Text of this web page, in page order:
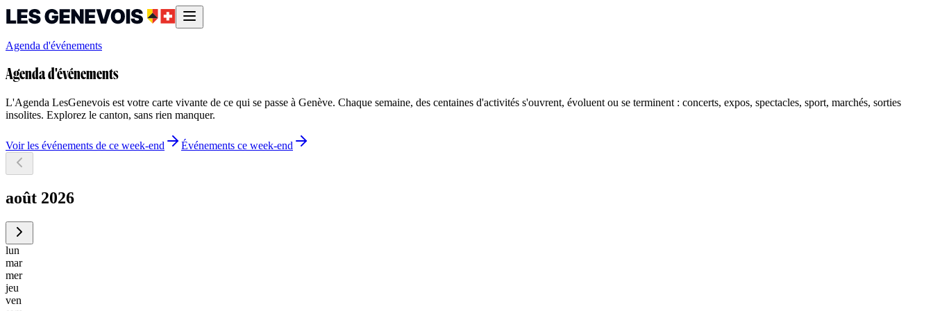
Agenda d'événements
Agenda d'événements
L'Agenda LesGenevois est votre carte vivante de ce qui se passe à Genève. Chaque semaine, des centaines d'activités s'ouvrent, évoluent ou se terminent : concerts, expos, spectacles, sport, marchés, sorties
insolites. Explorez le canton, sans rien manquer.
Voir les événements de ce week-end Événements ce week-end
août 2026
lun
mar
mer
jeu
ven